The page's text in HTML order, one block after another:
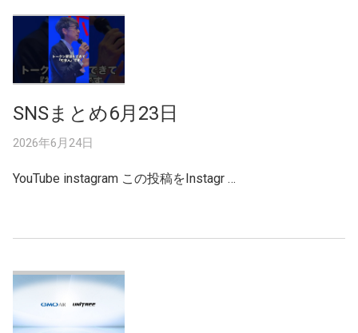
SNSまとめ6月23日
2026年6月24日
YouTube instagram この投稿をInstagr …